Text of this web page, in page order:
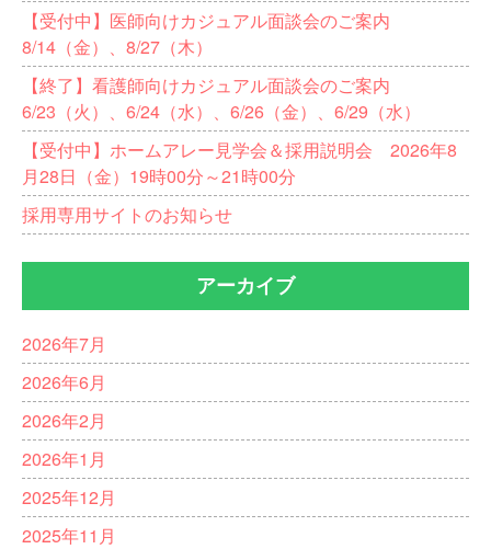
【受付中】医師向けカジュアル面談会のご案内
8/14（金）、8/27（木）
【終了】看護師向けカジュアル面談会のご案内
6/23（火）、6/24（水）、6/26（金）、6/29（水）
【受付中】ホームアレー見学会＆採用説明会 2026年8
月28日（金）19時00分～21時00分
採用専用サイトのお知らせ
アーカイブ
2026年7月
2026年6月
2026年2月
2026年1月
2025年12月
2025年11月